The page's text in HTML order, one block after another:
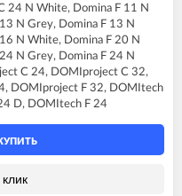
Nox C24
Nox F24
C24
F24
LN C24
LN F24
C24
24 N White, Domina F 11 N
N Grey, Domina F 13 N
N White, Domina F 20 N
N Grey, Domina F 24 N
C 24, DOMIproject C 32,
DOMIproject F 32, DOMItech
D, DOMItech F 24